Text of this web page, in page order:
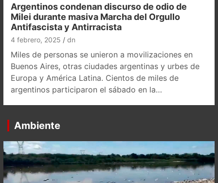
Argentinos condenan discurso de odio de
Milei durante masiva Marcha del Orgullo
Antifascista y Antirracista
4 febrero, 2025 dn
Miles de personas se unieron a movilizaciones en
Buenos Aires, otras ciudades argentinas y urbes de
Europa y América Latina. Cientos de miles de
argentinos participaron el sábado en la…
Ambiente